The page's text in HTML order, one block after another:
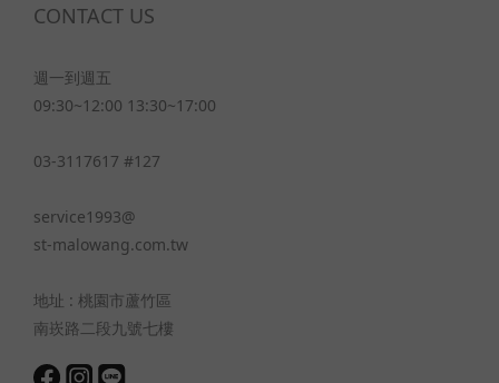
CONTACT US
週一到週五
09:30~12:00 13:30~17:00
03-3117617 #127
service1993@
st-malowang.com.tw
地址 : 桃園市蘆竹區
南崁路二段九號七樓